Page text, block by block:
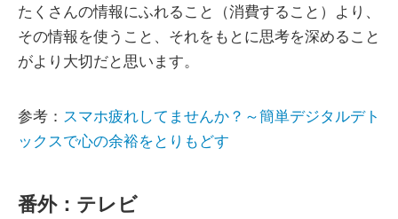
たくさんの情報にふれること（消費すること）より、
その情報を使うこと、それをもとに思考を深めること
がより大切だと思います。
参考： スマホ疲れしてませんか？～簡単デジタルデト
ックスで心の余裕をとりもどす
番外：テレビ